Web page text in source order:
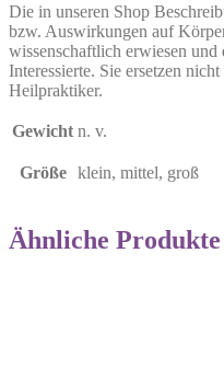
Die in unseren Shop
bzw. Auswirkungen auf
wissenschaftlich erwiesen
Interessierte. Sie ersetzen
Heilpraktiker.
Gewicht n. v.
Größe klein, mittel, groß
Ähnliche Produkte